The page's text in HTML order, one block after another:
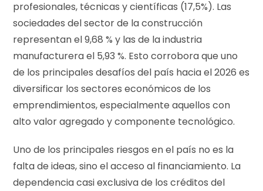
profesionales, técnicas y científicas (17,5%). Las
sociedades del sector de la construcción
representan el 9,68 % y las de la industria
manufacturera el 5,93 %. Esto corrobora que uno
de los principales desafíos del país hacia el 2026 es
diversificar los sectores económicos de los
emprendimientos, especialmente aquellos con
alto valor agregado y componente tecnológico.
Uno de los principales riesgos en el país no es la
falta de ideas, sino el acceso al financiamiento. La
dependencia casi exclusiva de los créditos del